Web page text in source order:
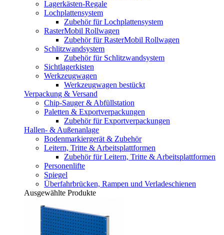
Lagerkästen-Regale
Lochplattensystem
Zubehör für Lochplattensystem
RasterMobil Rollwagen
Zubehör für RasterMobil Rollwagen
Schlitzwandsystem
Zubehör für Schlitzwandsystem
Sichtlagerkisten
Werkzeugwagen
Werkzeugwagen bestückt
Verpackung & Versand
Chip-Sauger & Abfüllstation
Paletten & Exportverpackungen
Zubehör für Exportverpackungen
Hallen- & Außenanlage
Bodenmarkiergerät & Zubehör
Leitern, Tritte & Arbeitsplattformen
Zubehör für Leitern, Tritte & Arbeitsplattformen
Personenlifte
Spiegel
Überfahrbrücken, Rampen und Verladeschienen
Ausgewählte Produkte